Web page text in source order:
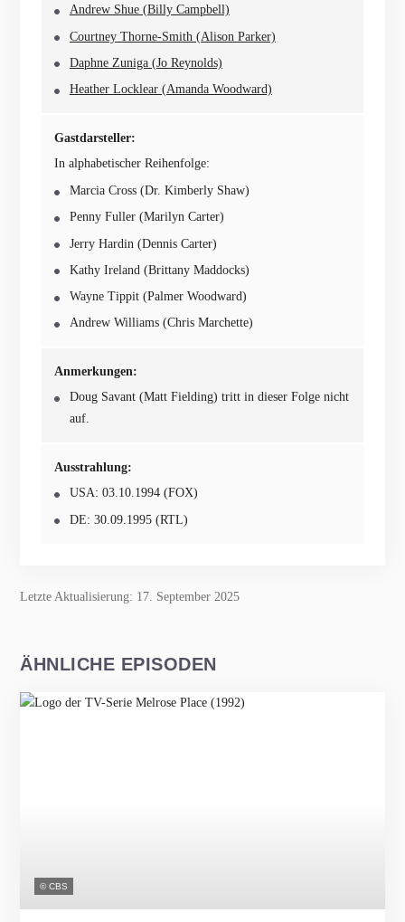
Andrew Shue (Billy Campbell)
Courtney Thorne-Smith (Alison Parker)
Daphne Zuniga (Jo Reynolds)
Heather Locklear (Amanda Woodward)
Gastdarsteller:
In alphabetischer Reihenfolge:
Marcia Cross (Dr. Kimberly Shaw)
Penny Fuller (Marilyn Carter)
Jerry Hardin (Dennis Carter)
Kathy Ireland (Brittany Maddocks)
Wayne Tippit (Palmer Woodward)
Andrew Williams (Chris Marchette)
Anmerkungen:
Doug Savant (Matt Fielding) tritt in dieser Folge nicht
auf.
Ausstrahlung:
USA: 03.10.1994 (FOX)
DE: 30.09.1995 (RTL)
Letzte Aktualisierung: 17. September 2025
ÄHNLICHE EPISODEN
© CBS